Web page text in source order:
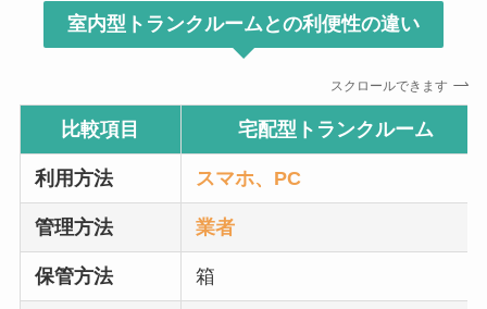
室内型トランクルームとの利便性の違い
スクロールできます
比較項目 宅配型トランクルーム
利用方法 スマホ、PC
管理方法 業者
保管方法 箱